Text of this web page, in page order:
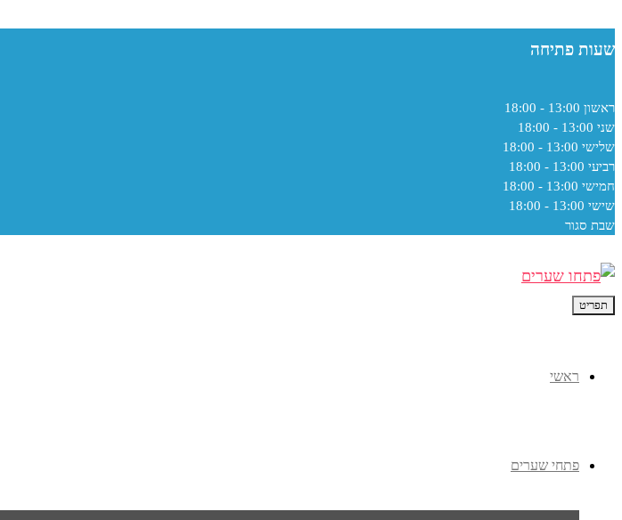
שעות פתיחה
ראשון 13:00 - 18:00
שני 13:00 - 18:00
שלישי 13:00 - 18:00
רביעי 13:00 - 18:00
חמישי 13:00 - 18:00
שישי 13:00 - 18:00
שבת סגור
תפריט
ראשי
פתחי שערים